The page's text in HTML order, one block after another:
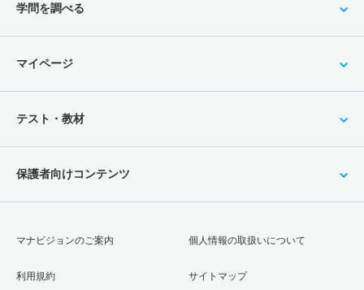
学問を調べる
マイページ
テスト・教材
保護者向けコンテンツ
マナビジョンのご案内
利用規約
個人情報の取扱いについて
サイトマップ